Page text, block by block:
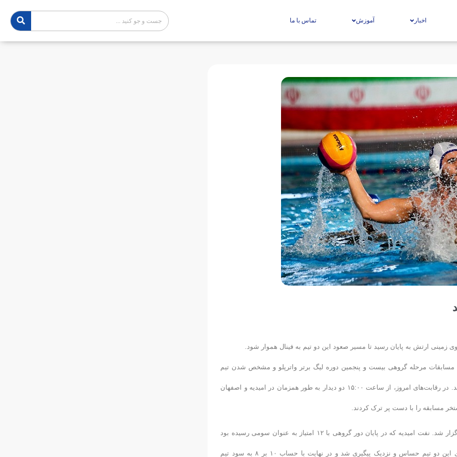
اخبار آموزش تماس با ما
زمینی ارتش به پایان رسید تا مسیر صعود این دو تیم به فینال هموار شود.
مرحله گروهی بیست و پنجمین دوره لیگ برتر واترپلو و مشخص شدن تیم
های اول تا چهارم، دور رفت مرحله نیمه نهایی نیز امروز (جمعه) به پایان رسید. در رقابت‌های امروز، از ساعت ۱۵:۰۰ دو دیدار به طور همزمان در امیدیه و اصفهان
مسابقه را با دست پر ترک کردند.
در امیدیه جدال تیم های دوم و سوم جدول رده بندی به میزبانی تیم سوم برگزار شد. نفت امیدیه که در پایان دور گروهی با ۱۲ امتیاز به عنوان سومی رسیده بود
مقابل نیروی زمینی ۱۵ امتیازی به آب زد. دیداری که همانند تمامی بازی‌های این دو تیم حساس و نزدیک پیگیری شد و در نهایت با حساب ۱۰ بر ۸ به سود تیم